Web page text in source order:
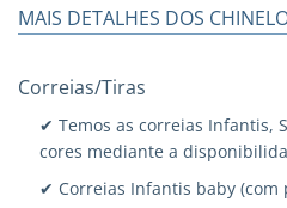
MAIS DETALHES DOS
Correias/Tiras
✔ Temos as correias Infantis,
cores mediante a
✔ Correias Infantis baby (com